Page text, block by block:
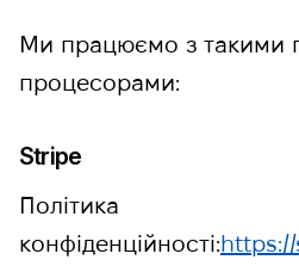
Ми працюємо з такими
процесорами:
Stripe
Політика
конфіденційності: